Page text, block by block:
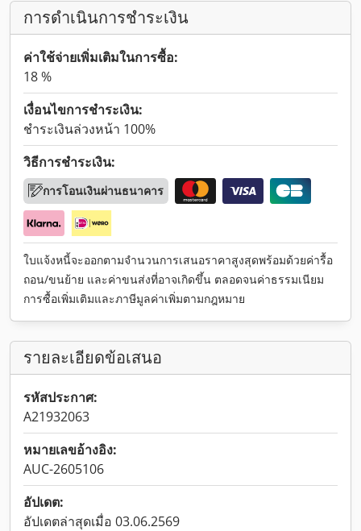
การดำเนินการชำระเงิน
ค่าใช้จ่ายเพิ่มเติมในการซื้อ:
18 %
เงื่อนไขการชำระเงิน:
ชำระเงินล่วงหน้า 100%
วิธีการชำระเงิน:
การโอนเงินผ่านธนาคาร
ใบแจ้งหนี้จะออกตามจำนวนการเสนอราคาสูงสุดพร้อมด้วยค่ารื้อ
ถอน/ขนย้าย และค่าขนส่งที่อาจเกิดขึ้น ตลอดจนค่าธรรมเนียม
การซื้อเพิ่มเติมและภาษีมูลค่าเพิ่มตามกฎหมาย
รายละเอียดข้อเสนอ
รหัสประกาศ:
A21932063
หมายเลขอ้างอิง:
AUC-2605106
อัปเดต:
อัปเดตล่าสุดเมื่อ 03.06.2569